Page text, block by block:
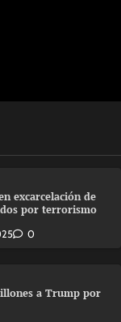
excarcelación de
por terrorismo
0
a Trump por